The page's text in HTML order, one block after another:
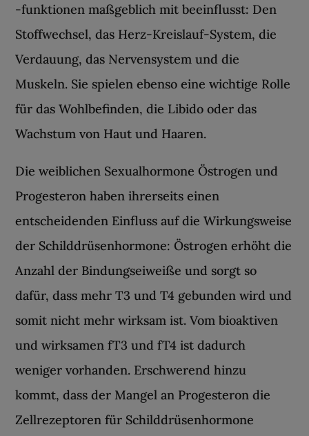
-funktionen maßgeblich mit beeinflusst: Den
Stoffwechsel, das Herz-Kreislauf-System, die
Verdauung, das Nervensystem und die
Muskeln. Sie spielen ebenso eine wichtige Rolle
für das Wohlbefinden, die Libido oder das
Wachstum von Haut und Haaren.
Die weiblichen Sexualhormone Östrogen und
Progesteron haben ihrerseits einen
entscheidenden Einfluss auf die Wirkungsweise
der Schilddrüsenhormone: Östrogen erhöht die
Anzahl der Bindungseiweiße und sorgt so
dafür, dass mehr T3 und T4 gebunden wird und
somit nicht mehr wirksam ist. Vom bioaktiven
und wirksamen fT3 und fT4 ist dadurch
weniger vorhanden. Erschwerend hinzu
kommt, dass der Mangel an Progesteron die
Zellrezeptoren für Schilddrüsenhormone